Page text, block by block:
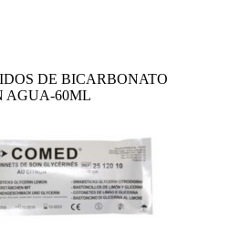
DE BICARBONATO
AGUA-60ML